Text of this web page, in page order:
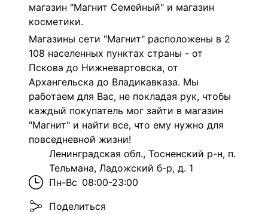
магазин "Магнит Семейный" и магазин
косметики.
Магазины сети "Магнит" расположены в 2
108 населенных пунктах страны - от
Пскова до Нижневартовска, от
Архангельска до Владикавказа. Мы
работаем для Вас, не покладая рук, чтобы
каждый покупатель мог зайти в магазин
"Магнит" и найти все, что ему нужно для
повседневной жизни!
Ленинградская обл., Тосненский р-н, п.
Тельмана, Ладожский б-р, д. 1
Пн-Вс 08:00-23:00
Поделиться